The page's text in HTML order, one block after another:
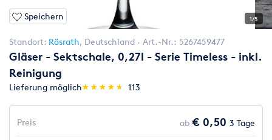
Speichern 1/5
Standort: Rösrath, Deutschland Art.-Nr.: 5267459477
Gläser - Sektschale, 0,27l - Serie Timeless - inkl.
Reinigung
Lieferung möglich(*)
★
★
(*)★
★
(*) ★
★
(*) ★
★
(*) ★
★ 113
Preis ab € 0,50 3 Tage